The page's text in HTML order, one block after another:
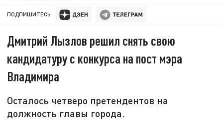
ПОДПИШИТЕСЬ:
Дмитрий Лызлов решил снять свою
кандидатуру с конкурса на пост мэра
Владимира
Осталось четверо претендентов на
должность главы города.